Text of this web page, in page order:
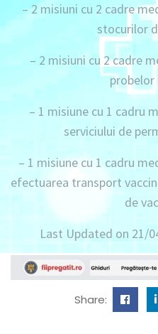
– 2 misiuni cu 2 cadre
stocurilor
– 2 misiuni cu 2 cadre
probelor
– 1 misiune cu 1 cadru
serviciului de
– 1 misiunecu 1 cadru
efectuarea transport
de
Last Updated on 21/
Share: